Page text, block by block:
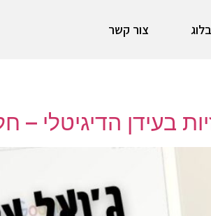
בלוג צור קשר
בעידן הדיגיטלי –